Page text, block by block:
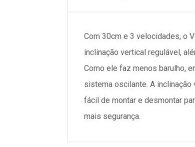
Com 30cm e 3 velocidades, o
inclinação vertical regulável,
Como ele faz menos barulho,
sistema oscilante. A inclinação
fácil de montar e desmontar
mais segurança.